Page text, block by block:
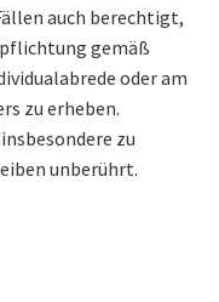
auch berechtigt,
gemäß
oder am
zu erheben.
zu
unberührt.